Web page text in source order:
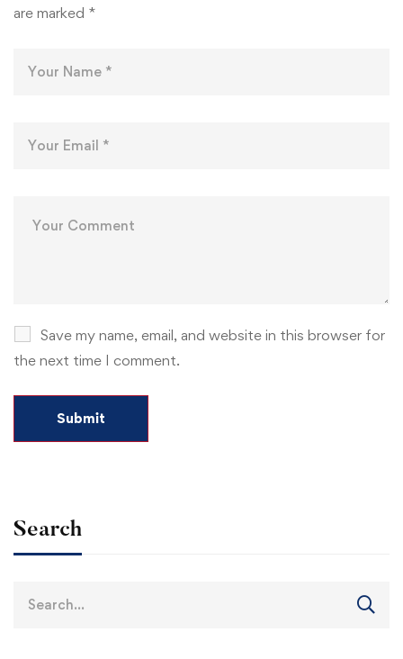
are marked *
Save my name, email, and website in this browser for
the next time I comment.
Search